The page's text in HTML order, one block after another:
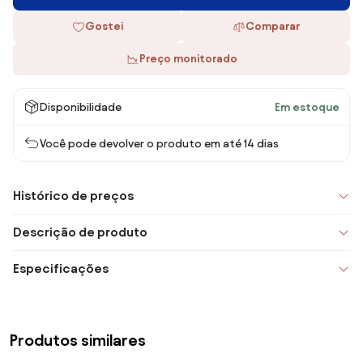
Gostei Comparar
Preço monitorado
Disponibilidade Em estoque
Você pode devolver o produto em até 14 dias
Histórico de preços
Descrição de produto
Especificações
Produtos similares